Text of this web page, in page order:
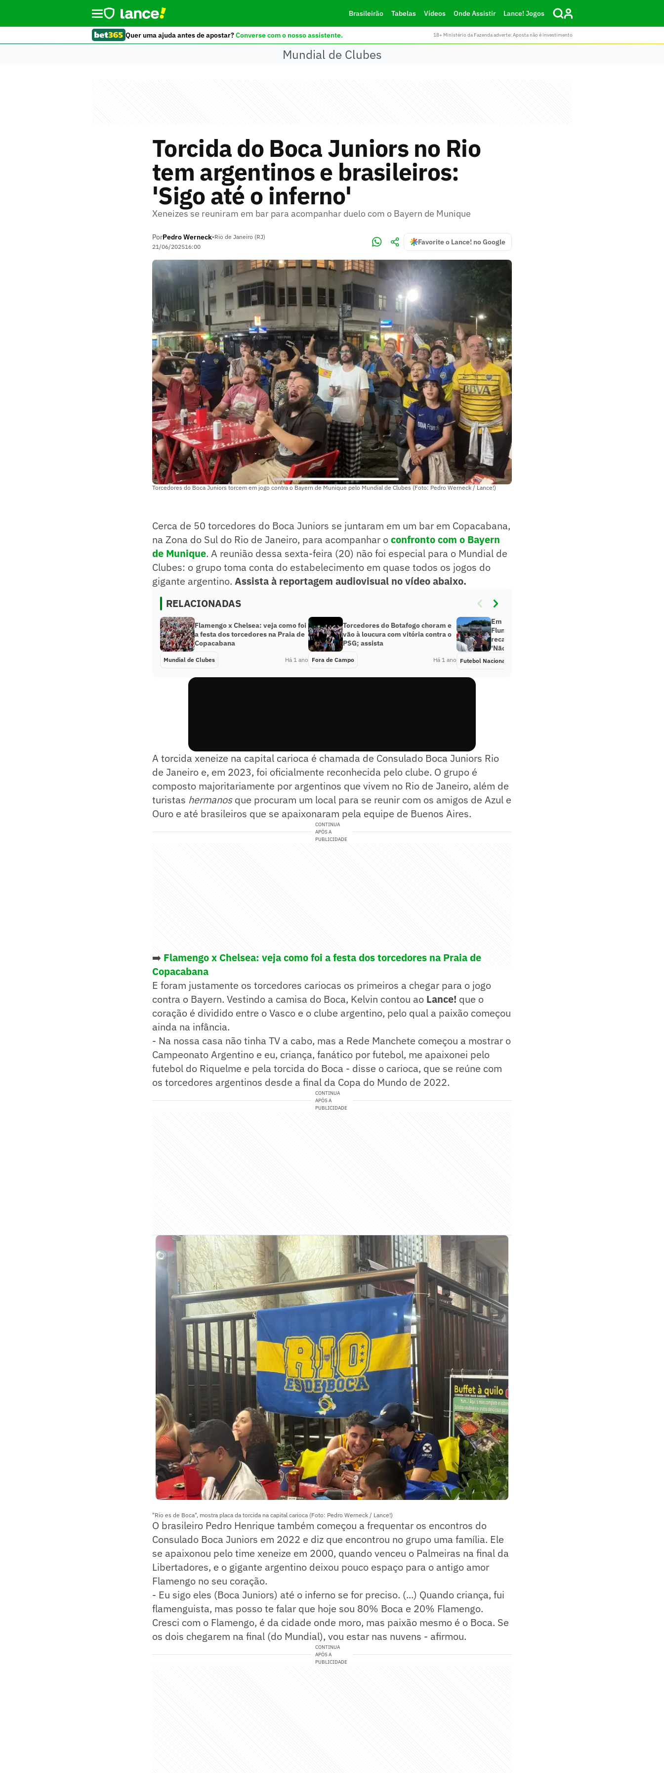
Brasileirão Tabelas Vídeos Onde Assistir Lance! Jogos
Quer uma ajuda antes de apostar?Converse com o nosso assistente. 18+ Ministério da Fazenda adverte: Aposta não é investimento
Mundial de Clubes
Torcida do Boca Juniors no Rio
tem argentinos e brasileiros:
'Sigo até o inferno'
Xeneizes se reuniram em bar para acompanhar duelo com o Bayern de Munique
PorPedro Werneck•Rio de Janeiro (RJ)
21/06/202516:00
Favorite o Lance! no Google
Torcedores do Boca Juniors torcem em jogo contra o Bayern de Munique pelo Mundial de Clubes (Foto: Pedro Werneck / Lance!)
Cerca de 50 torcedores do Boca Juniors se juntaram em um bar em Copacabana,
na Zona do Sul do Rio de Janeiro, para acompanhar oconfronto com o Bayern
de Munique. A reunião dessa sexta-feira (20) não foi especial para o Mundial de
Clubes: o grupo toma conta do estabelecimento em quase todos os jogos do
gigante argentino. Assista à reportagem audiovisual no vídeo abaixo.
RELACIONADAS
Flamengo x Chelsea: veja como foi
a festa dos torcedores na Praia de
Copacabana
Mundial de Clubes Há 1 ano
Torcedores do Botafogo choram e
vão à loucura com vitória contra o
PSG; assista
Fora de Campo Há 1 ano
Em Laranjeiras, torcida do
Fluminense faz festa e manda
recado aos europeus sobre Arias:
‘Não vem duro’
Futebol Nacional
A torcida xeneize na capital carioca é chamada de Consulado Boca Juniors Rio
de Janeiro e, em 2023, foi oficialmente reconhecida pelo clube. O grupo é
composto majoritariamente por argentinos que vivem no Rio de Janeiro, além de
turistas hermanosque procuram um local para se reunir com os amigos de Azul e
Ouro e até brasileiros que se apaixonaram pela equipe de Buenos Aires.
CONTINUA
APÓS A
PUBLICIDADE
➡️ Flamengo x Chelsea: veja como foi a festa dos torcedores na Praia de
Copacabana
E foram justamente os torcedores cariocas os primeiros a chegar para o jogo
contra o Bayern. Vestindo a camisa do Boca, Kelvin contou ao Lance! que o
coração é dividido entre o Vasco e o clube argentino, pelo qual a paixão começou
ainda na infância.
- Na nossa casa não tinha TV a cabo, mas a Rede Manchete começou a mostrar o
Campeonato Argentino e eu, criança, fanático por futebol, me apaixonei pelo
futebol do Riquelme e pela torcida do Boca - disse o carioca, que se reúne com
os torcedores argentinos desde a final da Copa do Mundo de 2022.
CONTINUA
APÓS A
PUBLICIDADE
"Rio es de Boca", mostra placa da torcida na capital carioca (Foto: Pedro Werneck / Lance!)
O brasileiro Pedro Henrique também começou a frequentar os encontros do
Consulado Boca Juniors em 2022 e diz que encontrou no grupo uma família. Ele
se apaixonou pelo time xeneize em 2000, quando venceu o Palmeiras na final da
Libertadores, e o gigante argentino deixou pouco espaço para o antigo amor
Flamengo no seu coração.
- Eu sigo eles (Boca Juniors) até o inferno se for preciso. (...) Quando criança, fui
flamenguista, mas posso te falar que hoje sou 80% Boca e 20% Flamengo.
Cresci com o Flamengo, é da cidade onde moro, mas paixão mesmo é o Boca. Se
os dois chegarem na final (do Mundial), vou estar nas nuvens - afirmou.
CONTINUA
APÓS A
PUBLICIDADE